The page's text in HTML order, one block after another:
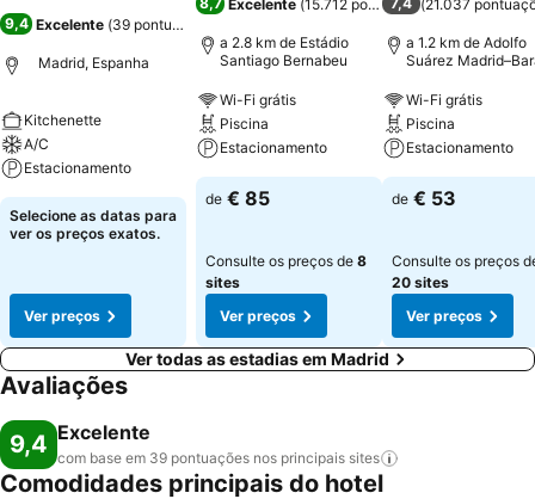
9,4 Excelente (39 pontuações
Madrid, Espanha
Kitchenette
A/C
Estacionamento
Selecione as datas para
ver os preços exatos.
Ver preços
Excelente (15.712 pontuações)
a 2.8 km de Estádio
Santiago Bernabeu
Wi-Fi grátis
Piscina
Estacionamento
de € 85
Consulte os preços de 8
sites
Ver preços
(21.037
a 1.2 km de Adolfo
Suárez
Wi-Fi grátis
Piscina
Estacionamento
de € 53
Consulte os preços
20 sites
Ver preços
Ver todas as estadias em Madrid
Avaliações
9,4 Excelente
com base em 39 pontuações nos principais sites
Comodidades principais do hotel